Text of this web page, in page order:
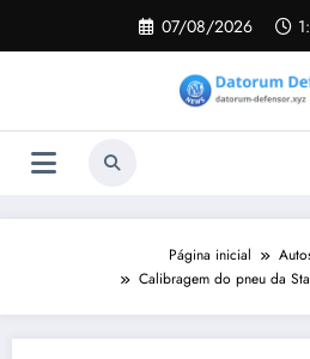
o
07/08/2026
Página inicial
Calibragem do pneu da